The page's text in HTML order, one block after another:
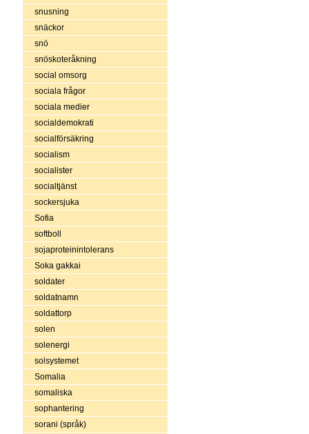
snusning
snäckor
snö
snöskoteråkning
social omsorg
sociala frågor
sociala medier
socialdemokrati
socialförsäkring
socialism
socialister
socialtjänst
sockersjuka
Sofia
softboll
sojaproteinintolerans
Soka gakkai
soldater
soldatnamn
soldattorp
solen
solenergi
solsystemet
Somalia
somaliska
sophantering
sorani (språk)